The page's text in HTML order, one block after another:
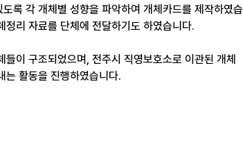
록 각 개체별 성향을 파악하여 개체카드를 제작하였습
리 자료를 단체에 전달하기도 하였습니다.
이 구조되었으며, 전주시 직영보호소로 이관된 개체
는 활동을 진행하였습니다.